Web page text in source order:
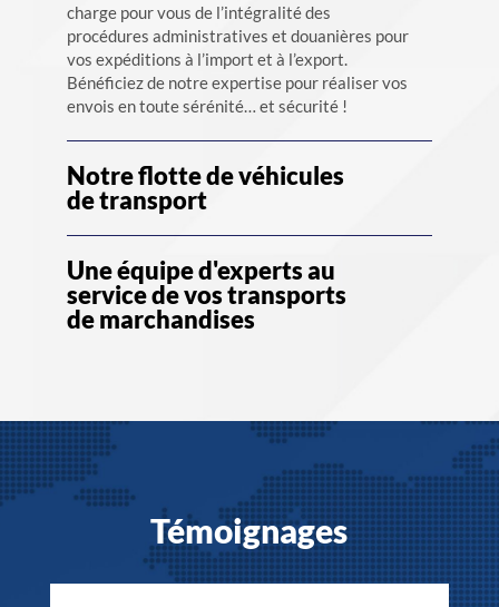
charge pour vous de l’intégralité des
procédures administratives et douanières pour
vos expéditions à l’import et à l’export.
Bénéficiez de notre expertise pour réaliser vos
envois en toute sérénité… et sécurité !
Notre flotte de véhicules
de transport
Une équipe d'experts au
service de vos transports
de marchandises
Témoignages